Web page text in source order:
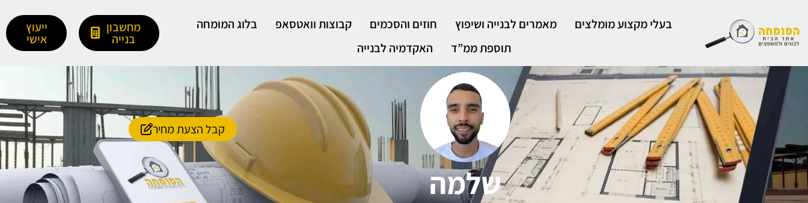
בעלי מקצוע מומלצים מאמרים לבנייה ושיפוץ חוזים והסכמים קבוצות וואטסאפ
בלוג המומחה
תוספת ממ”ד
האקדמיה לבנייה
מחשבון
בנייה
ייעוץ
אישי
שלמה
קבל הצעת מחיר